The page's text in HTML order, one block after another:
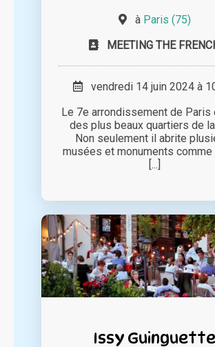
à Paris (75)
MEETING THE
vendredi 14 juin 2024 à
Le 7e arrondissement de Paris
des plus beaux quartiers de
Non seulement il abrite
musées et monuments
[...]
Issy Guinguette